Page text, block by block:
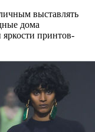
выставлять
дома
принтов-